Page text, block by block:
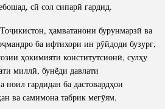
сӣ сол сипарӣ гардид.
ҳамватанони бурунмарзӣ ва
ба ифтихори ин рӯйдоди бузург,
ҳокимияти конститутсионӣ, сулҳу
миллӣ, бунёди давлати
ноил гардидан ба дастовардҳои
ва самимона табрик мегӯям.